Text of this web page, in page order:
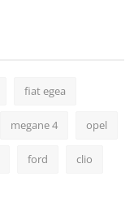
fiat egea
megane 4 opel
ford clio